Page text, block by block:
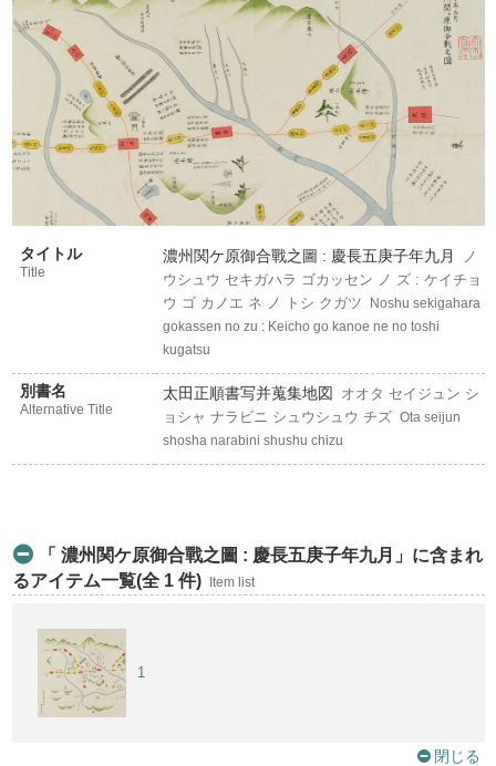
タイトル
Title
濃州関ケ原御合戰之圖 : 慶長五庚子年九月
ノ
ウシュウ セキガハラ ゴカッセン ノ ズ : ケイチョ
ウ ゴ カノエ ネ ノ トシ クガツ
Noshu sekigahara
gokassen no zu : Keicho go kanoe ne no toshi
kugatsu
別書名
Alternative Title
太田正順書写并蒐集地図
オオタ セイジュン シ
ョシャ ナラビニ シュウシュウ チズ Ota seijun
shosha narabini shushu chizu
「 濃州関ケ原御合戰之圖 : 慶長五庚子年九月」に含まれ
るアイテム一覧(全 1 件)
Item list
1
閉じる